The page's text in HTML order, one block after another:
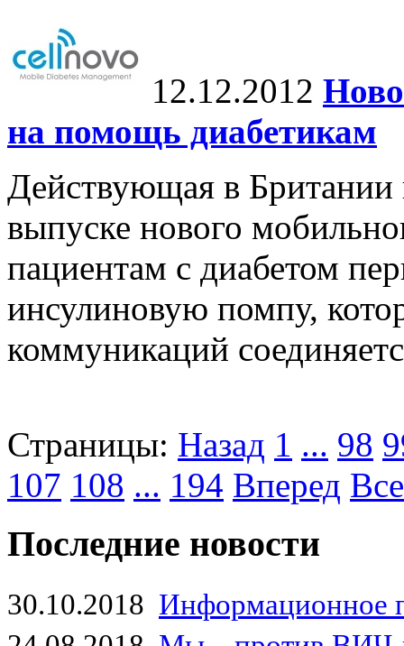
12.12.2012
на помощь диабетикам
Действующая в Британии
выпуске нового
пациентам с диабетом
инсулиновую помпу,
коммуникаций
Страницы: Назад 1 ... 98
107 108 ... 194 Вперед Все
Последние новости
30.10.2018 Информационное